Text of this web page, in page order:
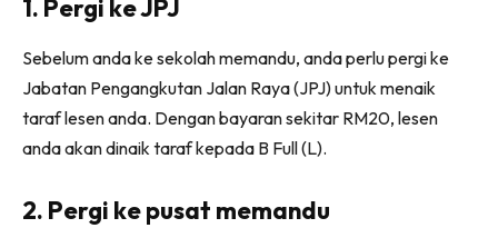
1. Pergi ke JPJ
Sebelum anda ke sekolah memandu, anda perlu pergi ke
Jabatan Pengangkutan Jalan Raya (JPJ) untuk menaik
taraf lesen anda. Dengan bayaran sekitar RM20, lesen
anda akan dinaik taraf kepada B Full (L).
2. Pergi ke pusat memandu